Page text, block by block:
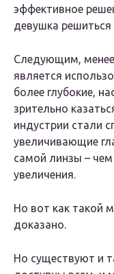
эффективное
девушка решиться
Следующим,
является
более глубокие,
зрительно
индустрии стали
увеличивающие
самой линзы –
увеличения.
Но вот как такой
доказано.
Но существуют и